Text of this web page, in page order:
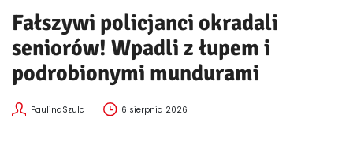
Fałszywi policjanci okradali
seniorów! Wpadli z łupem i
podrobionymi mundurami
PaulinaSzulc 6 sierpnia 2026